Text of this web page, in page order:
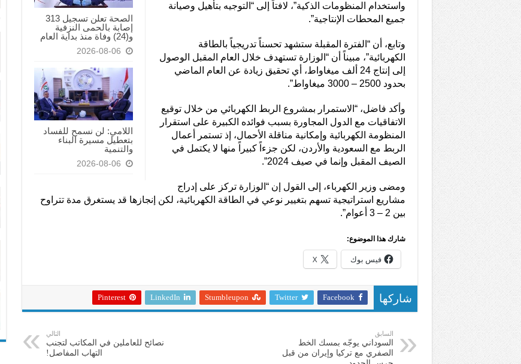
الصحة تعلن تسجيل 313
إصابة بالحمى النزفية
و(24) وفاة منذ بداية العام
2026-08-06
اللامي: لن نسمح للفساد
بتعطيل مسيرة البناء
والتنمية
2026-08-06
واستخدام المنظومات الذكية”، لافتاً إلى “التوجيه بتأهيل وصيانة
جميع المحطات الإنتاجية”.
وتابع، أن “الفترة المقبلة ستشهد تحسناً تدريجياً بالطاقة
الكهربائية”، مبيناً أن “الوزارة تستهدف خلال العام المقبل الوصول
إلى إنتاج 24 ألف ميغاواط، أي تحقيق زيادة عن العام الماضي
بحدود 2500 – 3000 ميغاواط”.
وأكد فاضل، “الاستمرار بمشروع الربط الكهربائي من خلال توقيع
الاتفاقيات مع الدول المجاورة بسبب فوائده الكبيرة على استقرار
المنظومة الكهربائية وإمكانية مناقلة الأحمال، إذ تستمر أعمال
الربط مع السعودية والأردن، لكن جزءاً كبيراً منها لا يكتمل في
الصيف المقبل وإنما في صيف 2024”.
ومضى وزير الكهرباء، إلى القول إن “الوزارة تركز على إدراج
مشاريع استراتيجية تسهم بتغيير نوعي في الطاقة الكهربائية، لكن إنجازها قد يستغرق مدة تتراوح
بين 2 – 3 أعوام”.
شارك هذا الموضوع:
فيس بوك X
شاركها Facebook
Twitter
Stumbleupon
LinkedIn
Pinterest
السابق
السوداني يوجّه بمسك الخط
الصفري مع تركيا وإيران من قبل
التالي
نصائح للعاملين في المكاتب لتجنب
التهاب المفاصل!